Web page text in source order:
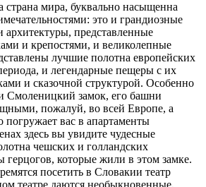
страна мира, буквально насыщенна
это и грандиозные
представленные
и крепостями, и великолепные
лучшие полотна европейских
и легендарные пещеры с их
и сказочной структурой. Особенно
Смоленицкий замок, его башни
пожалуй, во всей Европе, а
погружает вас в апартаменты
здесь вы увидите чудесные
чешских и голландских
герцогов, которые жили в этом замке.
посетить в Словакии театр
театре даются необыкновенные,